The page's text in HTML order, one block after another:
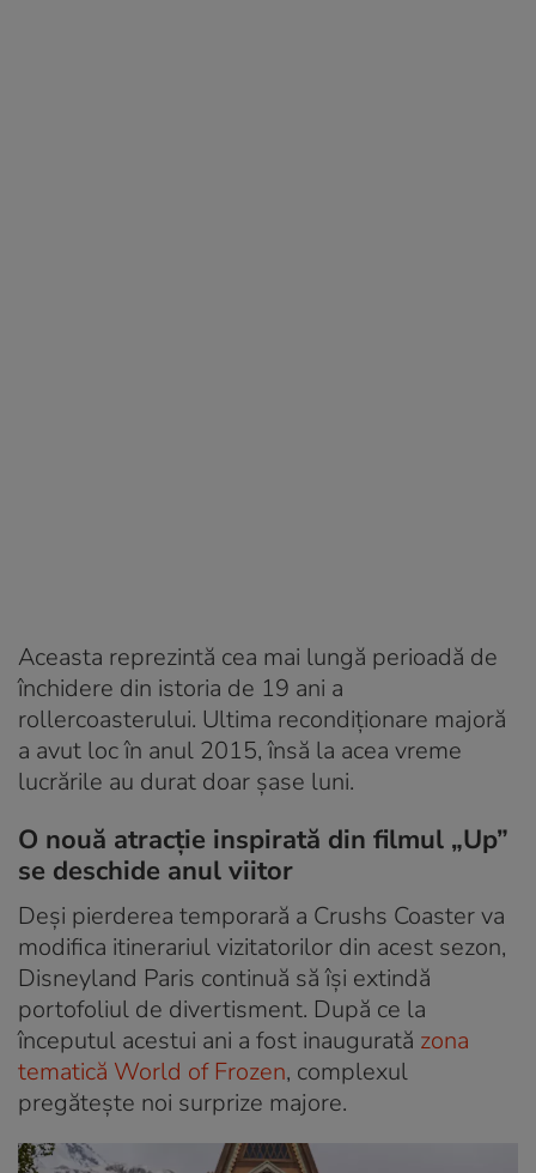
Aceasta reprezintă cea mai lungă perioadă de
închidere din istoria de 19 ani a
rollercoasterului. Ultima recondiționare majoră
a avut loc în anul 2015, însă la acea vreme
lucrările au durat doar șase luni.
O nouă atracție inspirată din filmul „Up”
se deschide anul viitor
Deși pierderea temporară a Crushs Coaster va
modifica itinerariul vizitatorilor din acest sezon,
Disneyland Paris continuă să își extindă
portofoliul de divertisment. După ce la
începutul acestui ani a fost inaugurată zona
tematică World of Frozen, complexul
pregătește noi surprize majore.